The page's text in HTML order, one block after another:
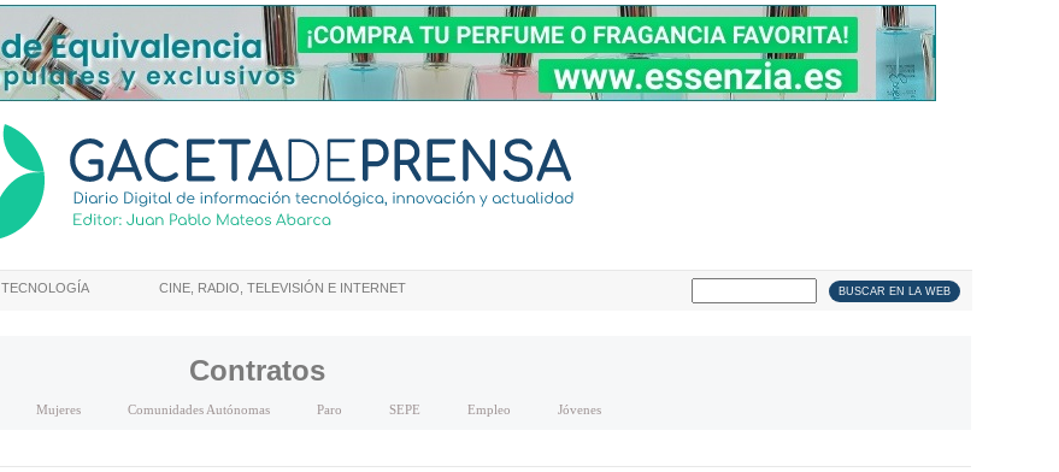
TECNOLOGÍA CINE, RADIO, TELEVISIÓN E INTERNET
Contratos
Mujeres Comunidades Autónomas Paro SEPE Empleo Jóvenes